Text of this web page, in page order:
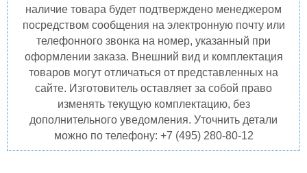
наличие товара будет подтверждено менеджером
посредством сообщения на электронную почту или
телефонного звонка на номер, указанный при
оформлении заказа. Внешний вид и комплектация
товаров могут отличаться от представленных на
сайте. Изготовитель оставляет за собой право
изменять текущую комплектацию, без
дополнительного уведомления. Уточнить детали
можно по телефону: +7 (495) 280-80-12